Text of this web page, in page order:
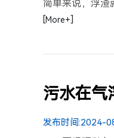
简单来说，浮渣
[More+]
污水在气
发布时间:2024-